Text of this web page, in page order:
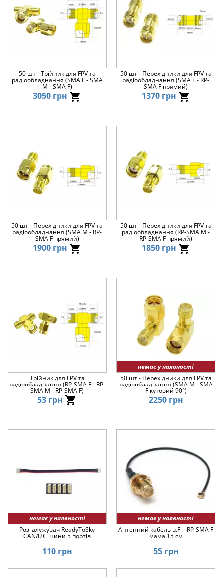
50 шт - Трійник для FPV та
радіообладнання (SMA F - SMA
M - SMA F)
3050 грн
50 шт - Перехідники для FPV та
радіообладнання (SMA F - RP-
SMA F прямий)
1370 грн
50 шт - Перехідники для FPV та
радіообладнання (SMA M - RP-
SMA F прямий)
1900 грн
50 шт - Перехідники для FPV та
радіообладнання (RP-SMA M -
RP-SMA F прямий)
1850 грн
Трійник для FPV та
радіообладнання (RP-SMA F - RP-
SMA M - RP-SMA F)
53 грн
немає у наявності
50 шт - Перехідники для FPV та
радіообладнання (SMA M - SMA
F кутовий 90°)
2250 грн
немає у наявності
Розгалужувач ReadyToSky
CAN/I2C шини 5 портів
110 грн
немає у наявності
Антенний кабель u.Fl - RP-SMA F
мама 15 см
55 грн